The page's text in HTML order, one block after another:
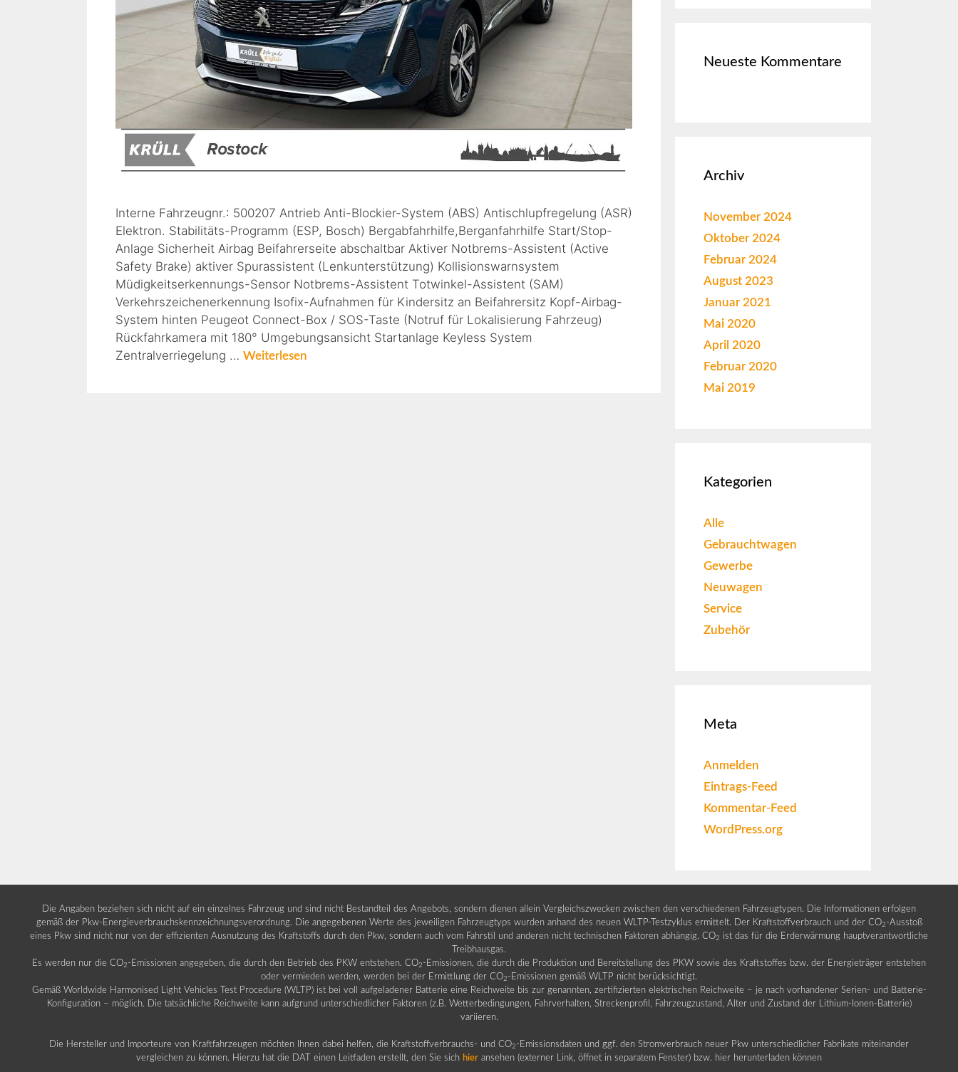
Interne Fahrzeugnr.: 500207 Antrieb Anti-Blockier-System (ABS) Antischlupfregelung (ASR)
Elektron. Stabilitäts-Programm (ESP, Bosch) Bergabfahrhilfe,Berganfahrhilfe Start/Stop-
Anlage Sicherheit Airbag Beifahrerseite abschaltbar Aktiver Notbrems-Assistent (Active
Safety Brake) aktiver Spurassistent (Lenkunterstützung) Kollisionswarnsystem
Müdigkeitserkennungs-Sensor Notbrems-Assistent Totwinkel-Assistent (SAM)
Verkehrszeichenerkennung Isofix-Aufnahmen für Kindersitz an Beifahrersitz Kopf-Airbag-
System hinten Peugeot Connect-Box / SOS-Taste (Notruf für Lokalisierung Fahrzeug)
Rückfahrkamera mit 180° Umgebungsansicht Startanlage Keyless System
Zentralverriegelung … Weiterlesen
Neueste Kommentare
Archiv
November 2024
Oktober 2024
Februar 2024
August 2023
Januar 2021
Mai 2020
April 2020
Februar 2020
Mai 2019
Kategorien
Alle
Gebrauchtwagen
Gewerbe
Neuwagen
Service
Zubehör
Meta
Anmelden
Eintrags-Feed
Kommentar-Feed
WordPress.org
Die Angaben beziehen sich nicht auf ein einzelnes Fahrzeug und sind nicht Bestandteil des Angebots, sondern dienen allein Vergleichszwecken zwischen den verschiedenen Fahrzeugtypen. Die Informationen erfolgen
gemäß der Pkw-Energieverbrauchskennzeichnungsverordnung. Die angegebenen Werte des jeweiligen Fahrzeugtyps wurden anhand des neuen WLTP-Testzyklus ermittelt. Der Kraftstoffverbrauch und der CO2 -Ausstoß
eines Pkw sind nicht nur von der effizienten Ausnutzung des Kraftstoffs durch den Pkw, sondern auch vom Fahrstil und anderen nicht technischen Faktoren abhängig. CO2 ist das für die Erderwärmung hauptverantwortliche
Treibhausgas.
Es werden nur die CO2 -Emissionen angegeben, die durch den Betrieb des PKW entstehen. CO2 -Emissionen, die durch die Produktion und Bereitstellung des PKW sowie des Kraftstoffes bzw. der Energieträger entstehen
oder vermieden werden, werden bei der Ermittlung der CO2 -Emissionen gemäß WLTP nicht berücksichtigt.
Gemäß Worldwide Harmonised Light Vehicles Test Procedure (WLTP) ist bei voll aufgeladener Batterie eine Reichweite bis zur genannten, zertifizierten elektrischen Reichweite – je nach vorhandener Serien- und Batterie-
Konfiguration – möglich. Die tatsächliche Reichweite kann aufgrund unterschiedlicher Faktoren (z.B. Wetterbedingungen, Fahrverhalten, Streckenprofil, Fahrzeugzustand, Alter und Zustand der Lithium-Ionen-Batterie)
variieren.
Die Hersteller und Importeure von Kraftfahrzeugen möchten Ihnen dabei helfen, die Kraftstoffverbrauchs- und CO2 -Emissionsdaten und ggf. den Stromverbrauch neuer Pkw unterschiedlicher Fabrikate miteinander
vergleichen zu können. Hierzu hat die DAT einen Leitfaden erstellt, den Sie sich hier ansehen (externer Link, öffnet in separatem Fenster) bzw. hier herunterladen können